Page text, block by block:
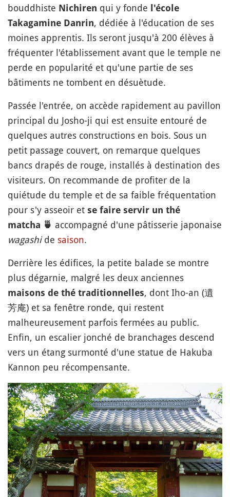
bouddhiste Nichiren qui y fonde l'école
Takagamine Danrin, dédiée à l'éducation de ses
moines apprentis. Ils seront jusqu'à 200 élèves à
fréquenter l'établissement avant que le temple ne
perde en popularité et qu'une partie de ses
bâtiments ne tombent en désuètude.
Passée l'entrée, on accède rapidement au pavillon
principal du Josho-ji qui est ensuite entouré de
quelques autres constructions en bois. Sous un
petit passage couvert, on remarque quelques
bancs drapés de rouge, installés à destination des
visiteurs. On recommande de profiter de la
quiétude du temple et de sa faible fréquentation
pour s'y asseoir et se faire servir un thé
matcha 🍵 accompagné d'une pâtisserie japonaise
wagashide saison.
Derrière les édifices, la petite balade se montre
plus dégarnie, malgré les deux anciennes
maisons de thé traditionnelles, dont Iho-an (遺
芳庵) et sa fenêtre ronde, qui restent
malheureusement parfois fermées au public.
Enfin, un escalier jonché de branchages descend
vers un étang surmonté d'une statue de Hakuba
Kannon peu récompensante.